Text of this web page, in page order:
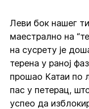
Леви бок нашег
маестрално на
на сусрету је
терена у раној
прошао Катаи по
пас у петерац,
успео да